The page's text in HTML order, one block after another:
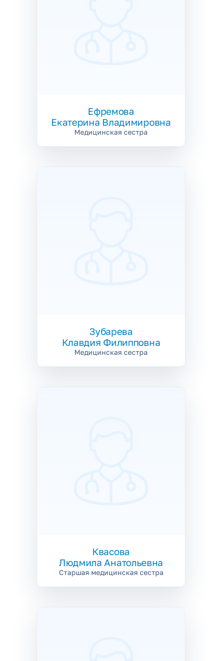
Ефремова
Екатерина Владимировна
Медицинская сестра
Зубарева
Клавдия Филипповна
Медицинская сестра
Квасова
Людмила Анатольевна
Старшая медицинская сестра